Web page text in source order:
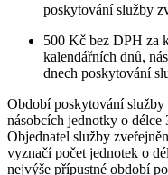
poskytování služby
500 Kč bez DPH za
kalendářních dnů,
dnech poskytování
Období poskytování
násobcích jednotky o délce
Objednatel služby
vyznačí počet jednotek o
nejvýše přípustné období